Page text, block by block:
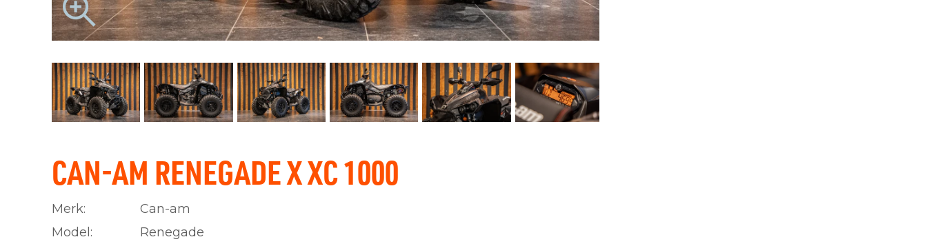
CAN-AM RENEGADE X XC 1000
Merk:
Can-am
Model:
Renegade